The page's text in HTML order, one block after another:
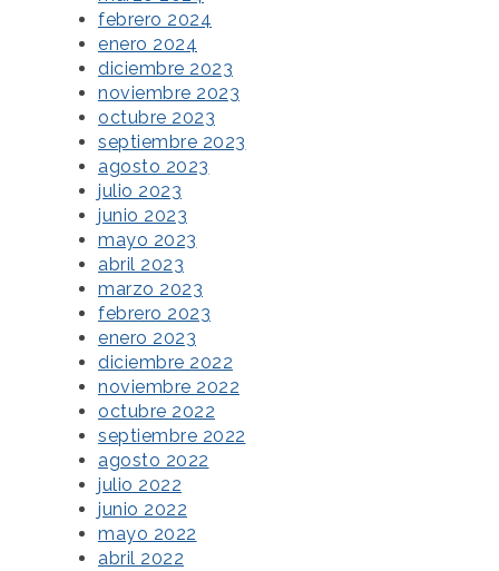
febrero 2024
enero 2024
diciembre 2023
noviembre 2023
octubre 2023
septiembre 2023
agosto 2023
julio 2023
junio 2023
mayo 2023
abril 2023
marzo 2023
febrero 2023
enero 2023
diciembre 2022
noviembre 2022
octubre 2022
septiembre 2022
agosto 2022
julio 2022
junio 2022
mayo 2022
abril 2022